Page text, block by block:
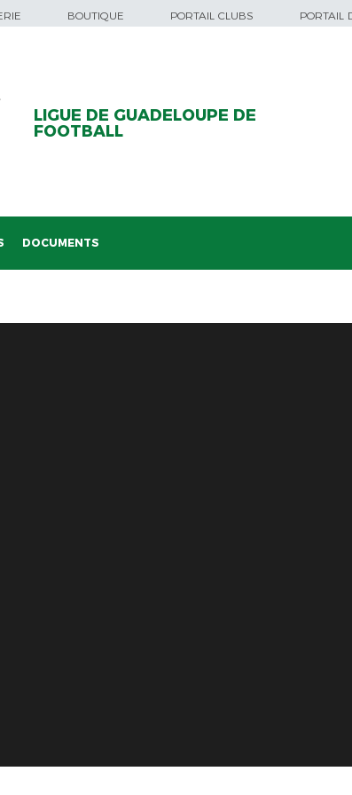
BOUTIQUE PORTAIL CLUBS PORTAIL
LIGUE DE GUADELOUPE DE
FOOTBALL
DOCUMENTS